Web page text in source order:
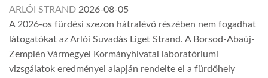
ARLÓI STRAND 2026-08-05
A 2026-os fürdési szezon hátralévő részében nem fogadhat
látogatókat az Arlói Suvadás Liget Strand. A Borsod-Abaúj-
Zemplén Vármegyei Kormányhivatal laboratóriumi
vizsgálatok eredményei alapján rendelte el a fürdőhely